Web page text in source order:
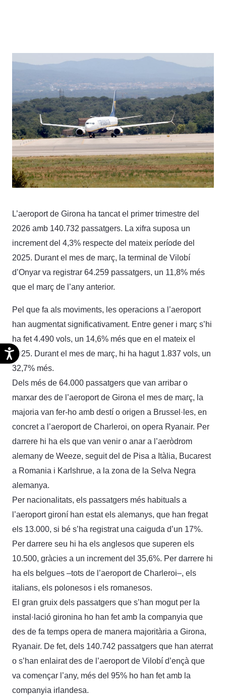
Accesibilidad
L’aeroport de Girona ha tancat el primer trimestre del
2026 amb 140.732 passatgers. La xifra suposa un
increment del 4,3% respecte del mateix període del
2025. Durant el mes de març, la terminal de Vilobí
d’Onyar va registrar 64.259 passatgers, un 11,8% més
que el març de l’any anterior.
Pel que fa als moviments, les operacions a l’aeroport
han augmentat significativament. Entre gener i març s’hi
ha fet 4.490 vols, un 14,6% més que en el mateix el
2025. Durant el mes de març, hi ha hagut 1.837 vols, un
32,7% més.
Dels més de 64.000 passatgers que van arribar o
marxar des de l’aeroport de Girona el mes de març, la
majoria van fer-ho amb destí o origen a Brussel·les, en
concret a l’aeroport de Charleroi, on opera Ryanair. Per
darrere hi ha els que van venir o anar a l’aeròdrom
alemany de Weeze, seguit del de Pisa a Itàlia, Bucarest
a Romania i Karlshrue, a la zona de la Selva Negra
alemanya.
Per nacionalitats, els passatgers més habituals a
l’aeroport gironí han estat els alemanys, que han fregat
els 13.000, si bé s’ha registrat una caiguda d’un 17%.
Per darrere seu hi ha els anglesos que superen els
10.500, gràcies a un increment del 35,6%. Per darrere hi
ha els belgues –tots de l’aeroport de Charleroi–, els
italians, els polonesos i els romanesos.
El gran gruix dels passatgers que s’han mogut per la
instal·lació gironina ho han fet amb la companyia que
des de fa temps opera de manera majoritària a Girona,
Ryanair. De fet, dels 140.742 passatgers que han aterrat
o s’han enlairat des de l’aeroport de Vilobí d’ençà que
va començar l’any, més del 95% ho han fet amb la
companyia irlandesa.